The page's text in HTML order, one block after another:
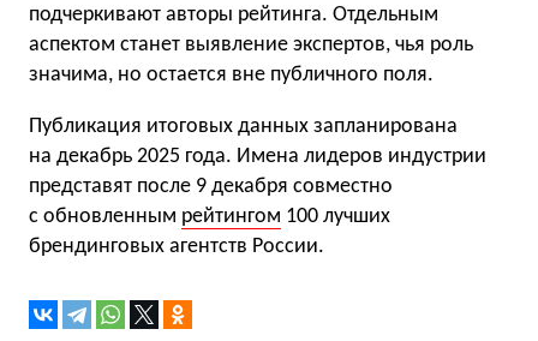
подчеркивают авторы рейтинга. Отдельным
аспектом станет выявление экспертов, чья роль
значима, но остается вне публичного поля.
Публикация итоговых данных запланирована
на декабрь 2025 года. Имена лидеров индустрии
представят после 9 декабря совместно
с обновленным рейтингом 100 лучших
брендинговых агентств России.